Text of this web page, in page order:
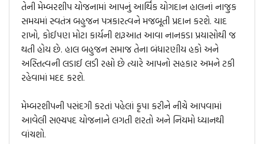
તેની મેમ્બરશીપ યોજનામાં આપનું આર્થિક યોગદાન હાલનાં નાજુક
સમયમાં સ્વતંત્ર બહુજન પત્રકારત્વને મજબૂતી પ્રદાન કરશે. યાદ
રાખો, કોઈપણ મોટા કાર્યની શરૂઆત આવા નાનકડા પ્રયાસોથી જ
થતી હોય છે. હાલ બહુજન સમાજ તેના બંધારણીય હકો અને
અસ્તિત્વની લડાઈ લડી રહ્યો છે ત્યારે આપનો સહકાર અમને ટકી
રહેવામાં મદદ કરશે.
મેમ્બરશીપની પસંદગી કરતાં પહેલાં કૃપા કરીને નીચે આપવામાં
આવેલી સભ્યપદ યોજનાને લગતી શરતો અને નિયમો ધ્યાનથી
વાંચશો.